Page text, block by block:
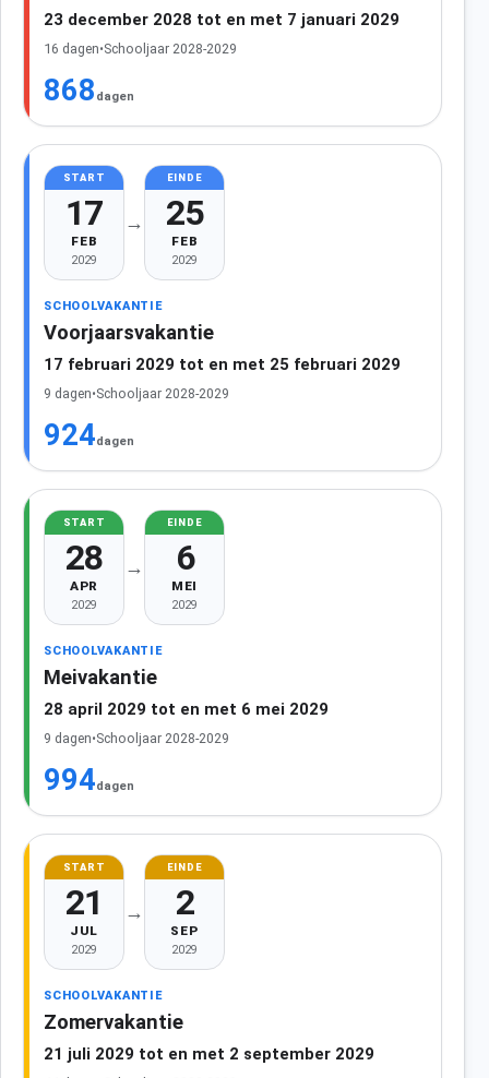
23 december 2028 tot en met 7 januari 2029
16 dagen•Schooljaar 2028-2029
868 dagen
START
17
FEB
2029
→
EINDE
25
FEB
2029
SCHOOLVAKANTIE
Voorjaarsvakantie
17 februari 2029 tot en met 25 februari 2029
9 dagen•Schooljaar 2028-2029
924dagen
START
28
APR
2029
→
EINDE
6
MEI
2029
SCHOOLVAKANTIE
Meivakantie
28 april 2029 tot en met 6 mei 2029
9 dagen•Schooljaar 2028-2029
994dagen
START
21
JUL
2029
→
EINDE
2
SEP
2029
SCHOOLVAKANTIE
Zomervakantie
21 juli 2029 tot en met 2 september 2029